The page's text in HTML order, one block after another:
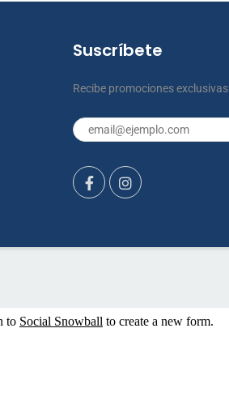
Suscríbete
Recibe promociones exclusivas